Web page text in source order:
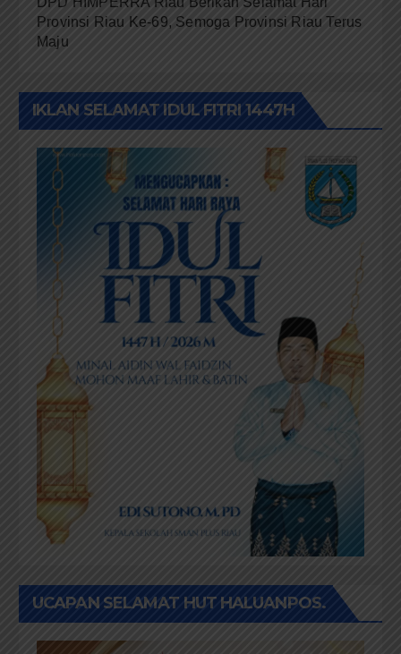
Provinsi Riau Ke-69, Semoga Provinsi Riau Terus
Maju
IKLAN SELAMAT IDUL FITRI 1447H
UCAPAN SELAMAT HUT HALUANPOS.